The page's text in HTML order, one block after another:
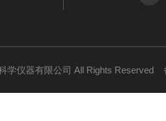
学仪器有限公司 All Rights Reserved